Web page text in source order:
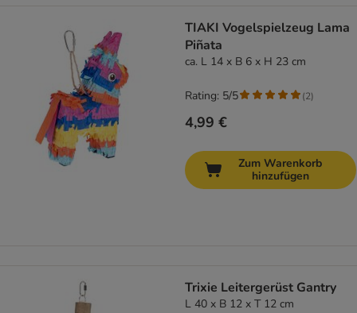
TIAKI Vogelspielzeug Lama
Piñata
ca. L 14 x B 6 x H 23 cm
4,99 €
Rating: 5/5 (2)
Zum Warenkorb
hinzufügen
Trixie Leitergerüst Gantry
L 40 x B 12 x T 12 cm